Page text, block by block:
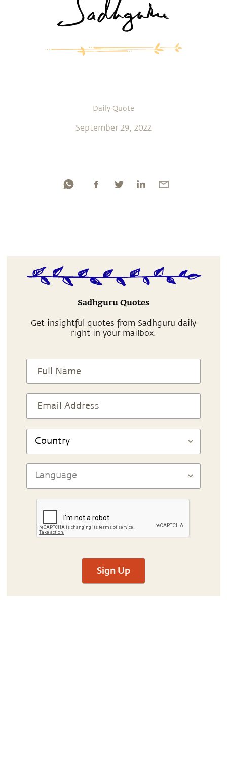
Daily Quote
September 29, 2022
Sadhguru Quotes
Get insightful quotes from Sadhguru daily
right in your mailbox.
Sign Up